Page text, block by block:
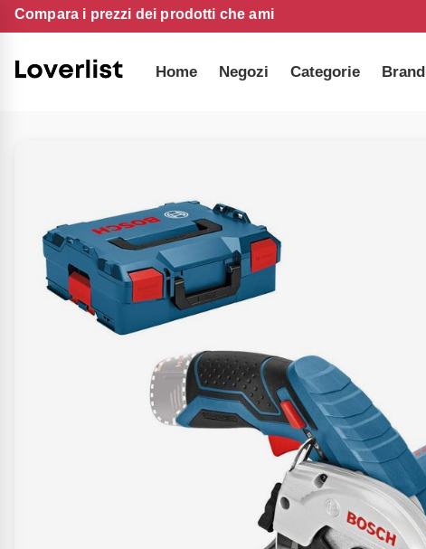
Compara i prezzi dei prodotti che ami
Home Negozi Categorie Brand